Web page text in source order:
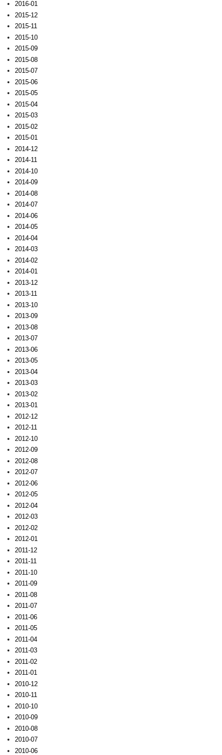
2016-01
2015-12
2015-11
2015-10
2015-09
2015-08
2015-07
2015-06
2015-05
2015-04
2015-03
2015-02
2015-01
2014-12
2014-11
2014-10
2014-09
2014-08
2014-07
2014-06
2014-05
2014-04
2014-03
2014-02
2014-01
2013-12
2013-11
2013-10
2013-09
2013-08
2013-07
2013-06
2013-05
2013-04
2013-03
2013-02
2013-01
2012-12
2012-11
2012-10
2012-09
2012-08
2012-07
2012-06
2012-05
2012-04
2012-03
2012-02
2012-01
2011-12
2011-11
2011-10
2011-09
2011-08
2011-07
2011-06
2011-05
2011-04
2011-03
2011-02
2011-01
2010-12
2010-11
2010-10
2010-09
2010-08
2010-07
2010-06